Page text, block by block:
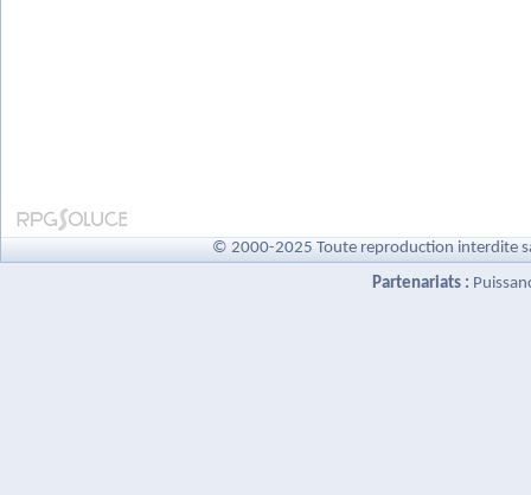
© 2000-2025 Toute reproduction interdite
Partenariats :